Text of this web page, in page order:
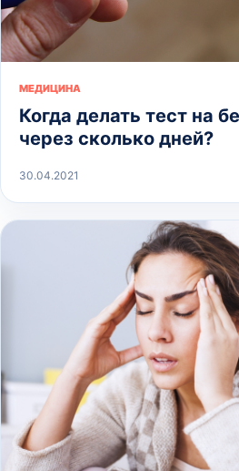
МЕДИЦИНА
Когда делать тест на
через сколько дней?
30.04.2021